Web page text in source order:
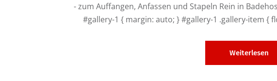
- zum Auffangen, Anfassen und Stapeln Rein in
#gallery-1 { margin: auto; } #gallery-1 .gallery-item {
Weiterlesen